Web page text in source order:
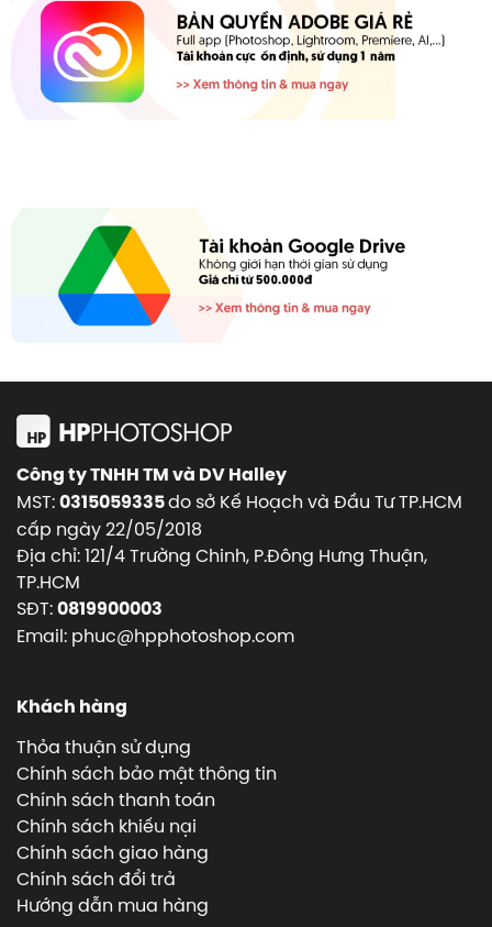
Công ty TNHH TM và DV Halley
MST:0315059335do sở Kế Hoạch và Đầu Tư TP.HCM
cấp ngày 22/05/2018
Địa chỉ: 121/4 Trường Chinh, P.Đông Hưng Thuận,
TP.HCM
SĐT:0819900003
Email: phuc@hpphotoshop.com
Khách hàng
Thỏa thuận sử dụng
Chính sách bảo mật thông tin
Chính sách thanh toán
Chính sách khiếu nại
Chính sách giao hàng
Chính sách đổi trả
Hướng dẫn mua hàng